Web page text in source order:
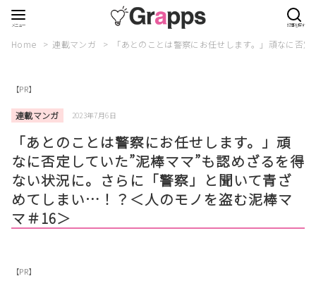
Home 連載マンガ 「あとのことは警察にお任せします。」頑なに否
【PR】
連載マンガ 2023年7月6日
「あとのことは警察にお任せします。」頑
なに否定していた”泥棒ママ”も認めざるを得
ない状況に。さらに「警察」と聞いて青ざ
めてしまい…！？＜人のモノを盗む泥棒マ
マ＃16＞
【PR】